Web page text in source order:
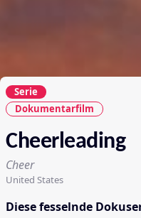
Serie
Dokumentarfilm
Cheerleading
Cheer
United States
Diese fesselnde